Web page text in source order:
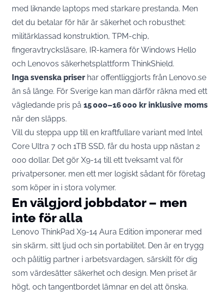
med liknande laptops med starkare prestanda. Men
det du betalar för här är säkerhet och robusthet:
militärklassad konstruktion, TPM-chip,
fingeravtrycksläsare, IR-kamera för Windows Hello
och Lenovos säkerhetsplattform ThinkShield.
Inga svenska priserhar offentliggjorts från Lenovo.se
än så länge. För Sverige kan man därför räkna med ett
vägledande pris på 15 000–16 000 kr inklusive moms
när den släpps.
Vill du steppa upp till en kraftfullare variant med Intel
Core Ultra 7 och 1TB SSD, får du hosta upp nästan 2
000 dollar. Det gör X9-14 till ett tveksamt val för
privatpersoner, men ett mer logiskt sådant för företag
som köper in i stora volymer.
En välgjord jobbdator – men
inte för alla
Lenovo ThinkPad X9-14 Aura Edition imponerar med
sin skärm, sitt ljud och sin portabilitet. Den är en trygg
och pålitlig partner i arbetsvardagen, särskilt för dig
som värdesätter säkerhet och design. Men priset är
högt, och tangentbordet lämnar en del att önska.